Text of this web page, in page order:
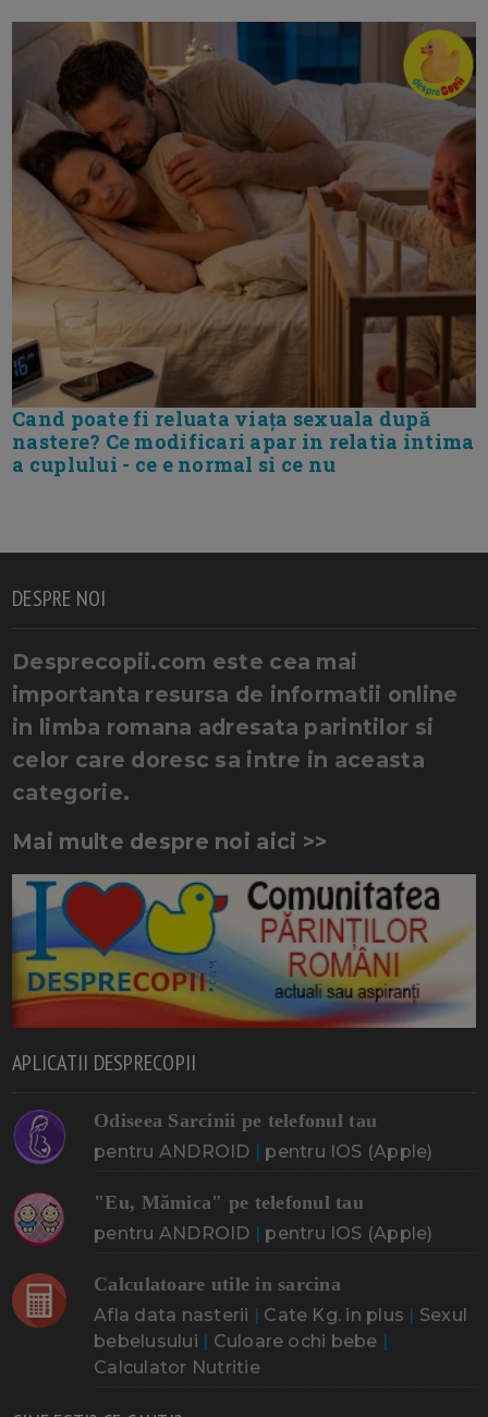
Cand poate fi reluata viața sexuala după
nastere? Ce modificari apar in relatia intima
a cuplului - ce e normal si ce nu
DESPRE NOI
Desprecopii.com este cea mai
importanta resursa de informatii online
in limba romana adresata parintilor si
celor care doresc sa intre in aceasta
categorie.
Mai multe despre noi aici >>
APLICATII DESPRECOPII
Odiseea Sarcinii pe telefonul tau
pentru ANDROID | pentru IOS (Apple)
"Eu, Mămica" pe telefonul tau
pentru ANDROID | pentru IOS (Apple)
Calculatoare utile in sarcina
Afla data nasterii | Cate Kg. in plus | Sexul
bebelusului | Culoare ochi bebe |
Calculator Nutritie